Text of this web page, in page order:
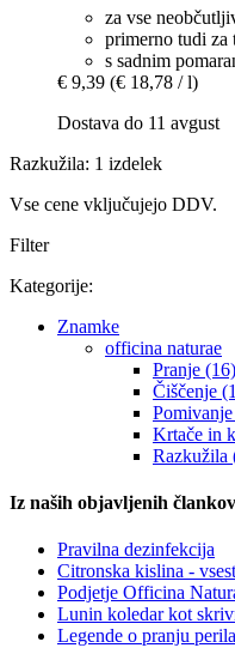
za vse
primerno tudi za
s sadnim
€ 9,39 (€ 18,78 / l)
Dostava do 11 avgust
Razkužila: 1 izdelek
Vse cene vključujejo DDV.
Filter
Kategorije:
Znamke
officina naturae
Pranje (16)
Čiščenje
Krtače in
Razkužila
Iz naših objavljenih
Pravilna dezinfekcija
Citronska kislina -
Podjetje Officina
Lunin koledar kot
Legende o pranju perila